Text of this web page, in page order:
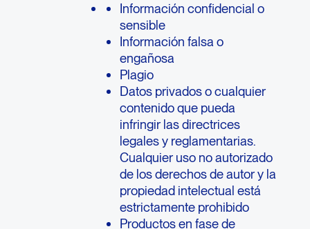
Información confidencial o
sensible
Información falsa o
engañosa
Plagio
Datos privados o cualquier
contenido que pueda
infringir las directrices
legales y reglamentarias.
Cualquier uso no autorizado
de los derechos de autor y la
propiedad intelectual está
estrictamente prohibido
Productos en fase de